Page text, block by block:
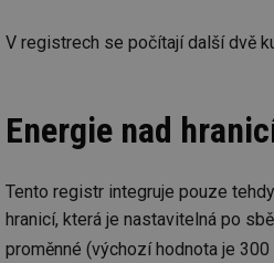
V registrech se počítají další dvě
Energie nad
Tento registr integruje pouze
hranicí, která je nastavitelná po
proměnné (výchozí hodnota je